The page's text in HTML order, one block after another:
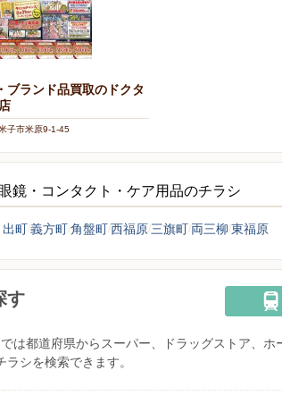
ブランド品買取のドクタ
子市米原9-1-45
鏡・コンタクト・ケア用品のチラシ
出町義方町角盤町西福原 三旗町 両三柳 東福原
す
は都道府県からスーパー、ドラッグストア、ホ
シを検索できます。